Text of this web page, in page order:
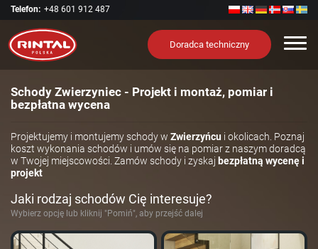
Telefon: +48 601 912 487
Doradca techniczny
Schody Zwierzyniec - Projekt i montaż, pomiar i
bezpłatna wycena
Projektujemy i montujemy schody w Zwierzyńcu i okolicach. Poznaj
koszt wykonania schodów i umów się na pomiar z naszym doradcą
w Twojej miejscowości. Zamów schody i zyskaj bezpłatną wycenę i
projekt
Jaki rodzaj schodów Cię interesuje?
Wybierz opcję lub kliknij "Pomiń", aby przejść dalej